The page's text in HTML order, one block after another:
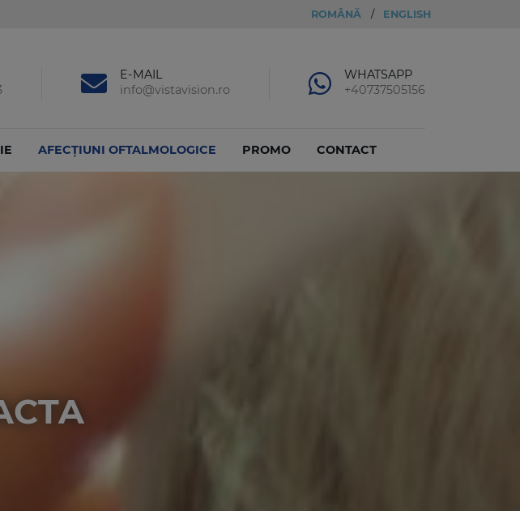
ROMÂNĂ / ENGLISH
E-MAIL
info@vistavision.ro
WHATSAPP
+40737505156
AFECȚIUNI OFTALMOLOGICE PROMO CONTACT